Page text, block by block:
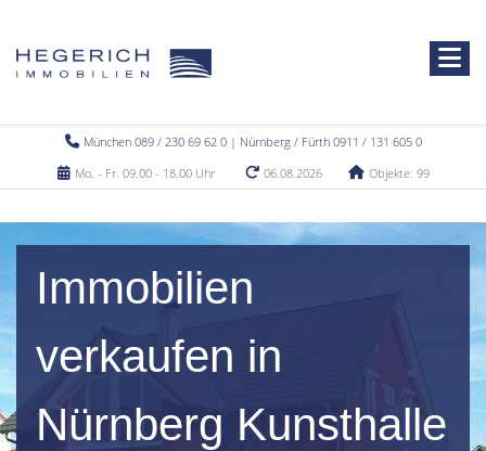
München 089 / 230 69 62 0 | Nürnberg / Fürth 0911 / 131 605 0
Mo. - Fr. 09.00 - 18.00 Uhr
06.08.2026 Objekte: 99
Immobilien
verkaufen in
Nürnberg Kunsthalle